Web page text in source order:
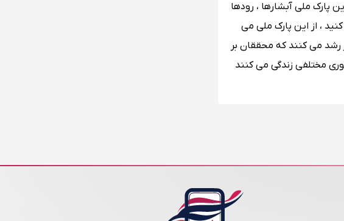
پارک ملی آبشارها ، رودها
، از این پارک ملی می
رشد می کنند که محققان بر
مختلفی زندگی می کنند